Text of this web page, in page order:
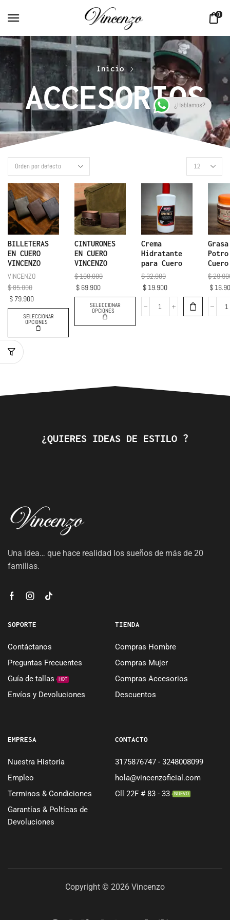
0
Inicio
ACCESORIOS
BILLETERAS
EN CUERO
VINCENZO
VINCENZO
$85.000
$ 79.900
SELECCIONAR
OPCIONES
CINTURONES
EN CUERO
VINCENZO
$100.000
$ 69.900
SELECCIONAR
OPCIONES
Crema
Hidratante
para Cuero
$32.000
$ 19.900
Cuero
$
$
¿QUIERES IDEAS DE ESTILO ?
Una idea… que hace realidad los sueños de más de 20
familias.
SOPORTE
Contáctanos
Preguntas Frecuentes
Guía de tallas
HOT
Envíos y Devoluciones
TIENDA
Compras Hombre
Compras Mujer
Compras Accesorios
Descuentos
EMPRESA
Nuestra Historia
Empleo
Terminos & Condiciones
Garantías & Poltícas de
Devoluciones
CONTACTO
3175876747 - 3248008099
hola@vincenzoficial.com
Cll 22F # 83 - 33
NUEVO
Copyright © 2026 Vincenzo
¿Hablamos?